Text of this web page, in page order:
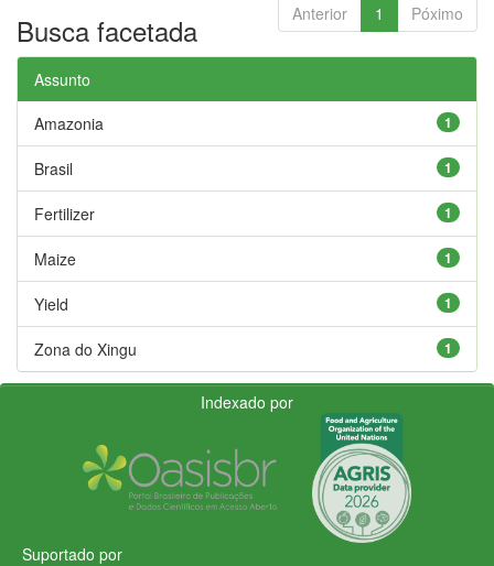
Anterior 1 Póximo
Busca facetada
Assunto
1
Amazonia
1
Brasil
1
Fertilizer
1
Maize
1
Yield
1
Zona do Xingu
Indexado por
Suportado por